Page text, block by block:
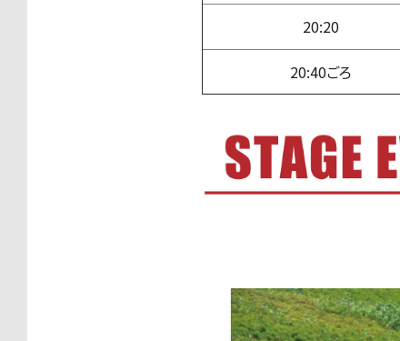
20:20
20:40ごろ